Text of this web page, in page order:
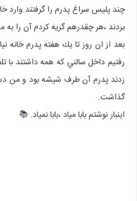
چند پلیس سراغ پدرم را گرفتند.وارد
بردند ،هر چقدرهم گریه کردم آن را به
بعد از ان روز تا يك هفته پدرم خانه
رفتيم داخل سالني كه همه داشتند
زدند پدرم آن طرف شيشه بود و من
گذاشت.
اينبار نوشتم بابا میاد ،بابا نمیاد. 📚